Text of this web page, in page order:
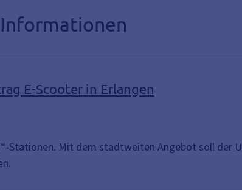
E-Scooter in Erlangen
Stationen. Mit dem stadtweiten Angebot soll der